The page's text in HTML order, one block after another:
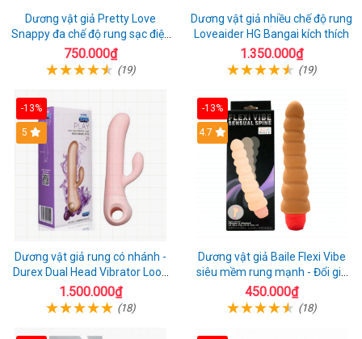
Dương vật giả Pretty Love
Snappy đa chế độ rung sạc điện
kích thích nữ
750.000₫
(19)
Dương vật giả nhiều chế độ rung
Loveaider HG Bangai kích thích
1.350.000₫
(19)
-13%
5
Dương vật giả rung có nhánh -
Durex Dual Head Vibrator Loop
21
1.500.000₫
(18)
-13%
4.7
Dương vật giả Baile Flexi Vibe
siêu mềm rung mạnh - Đổi gió
cuộc yêu mới
450.000₫
(18)